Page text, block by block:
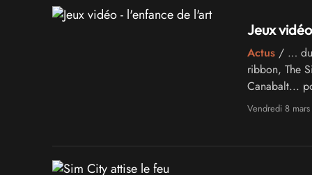
Jeux
Actus/ … du
ribbon, The
Canabalt...
parfois une …
Vendredi 8